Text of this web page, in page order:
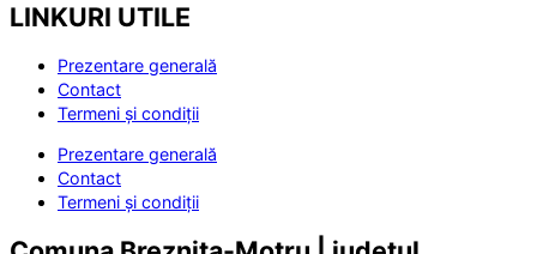
LINKURI UTILE
Prezentare generală
Contact
Termeni și condiții
Prezentare generală
Contact
Termeni și condiții